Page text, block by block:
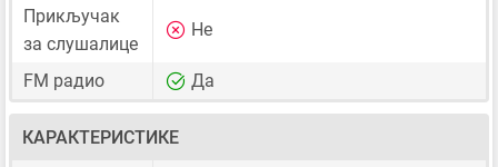
Прикључак
за слушалице
Не
FM радио Да
КАРАКТЕРИСТИКЕ